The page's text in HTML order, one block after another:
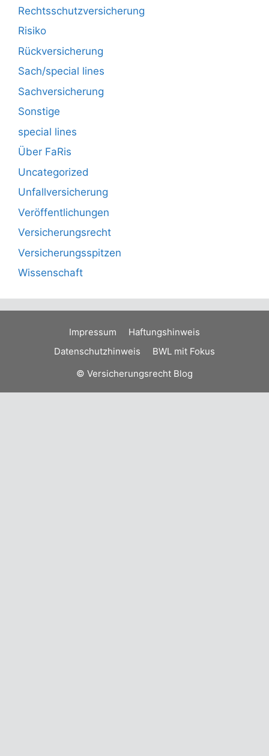
Rechtsschutzversicherung
Risiko
Rückversicherung
Sach/special lines
Sachversicherung
Sonstige
special lines
Über FaRis
Uncategorized
Unfallversicherung
Veröffentlichungen
Versicherungsrecht
Versicherungsspitzen
Wissenschaft
Impressum
Haftungshinweis
Datenschutzhinweis
BWL mit Fokus
© Versicherungsrecht Blog